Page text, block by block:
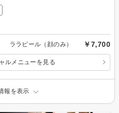
ララピール（顔のみ） ￥7,700
ルメニューを見る
報を表示